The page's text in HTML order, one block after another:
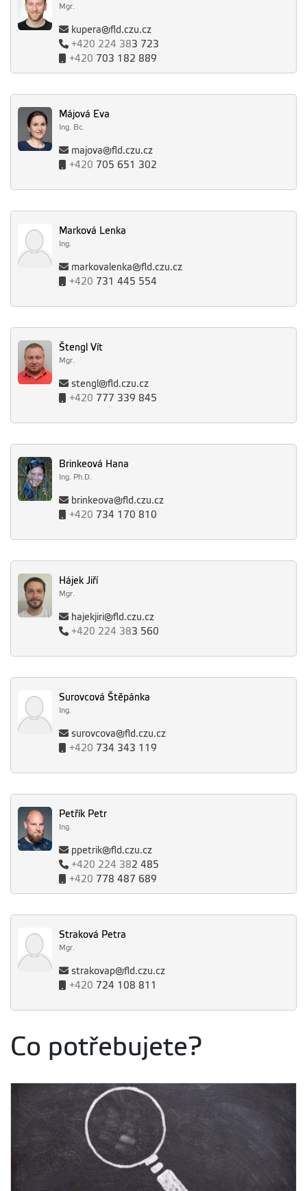
Mgr.
kupera@fld.czu.cz
+420 224 383 723
+420 703 182 889
Májová Eva
Ing. Bc.
majova@fld.czu.cz
+420 705 651 302
Marková Lenka
Ing.
markovalenka@fld.czu.cz
+420 731 445 554
Štengl Vít
Mgr.
stengl@fld.czu.cz
+420 777 339 845
Brinkeová Hana
Ing. Ph.D.
brinkeova@fld.czu.cz
+420 734 170 810
Hájek Jiří
Mgr.
hajekjiri@fld.czu.cz
+420 224 383 560
Surovcová Štěpánka
Ing.
surovcova@fld.czu.cz
+420 734 343 119
Petřík Petr
Ing.
ppetrik@fld.czu.cz
+420 224 382 485
+420 778 487 689
Straková Petra
Mgr.
strakovap@fld.czu.cz
+420 724 108 811
Co potřebujete?